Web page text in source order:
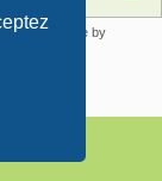
| SE Square by